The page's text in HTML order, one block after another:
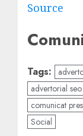
Source
Tags:
advertorial seo
comunicat
Social